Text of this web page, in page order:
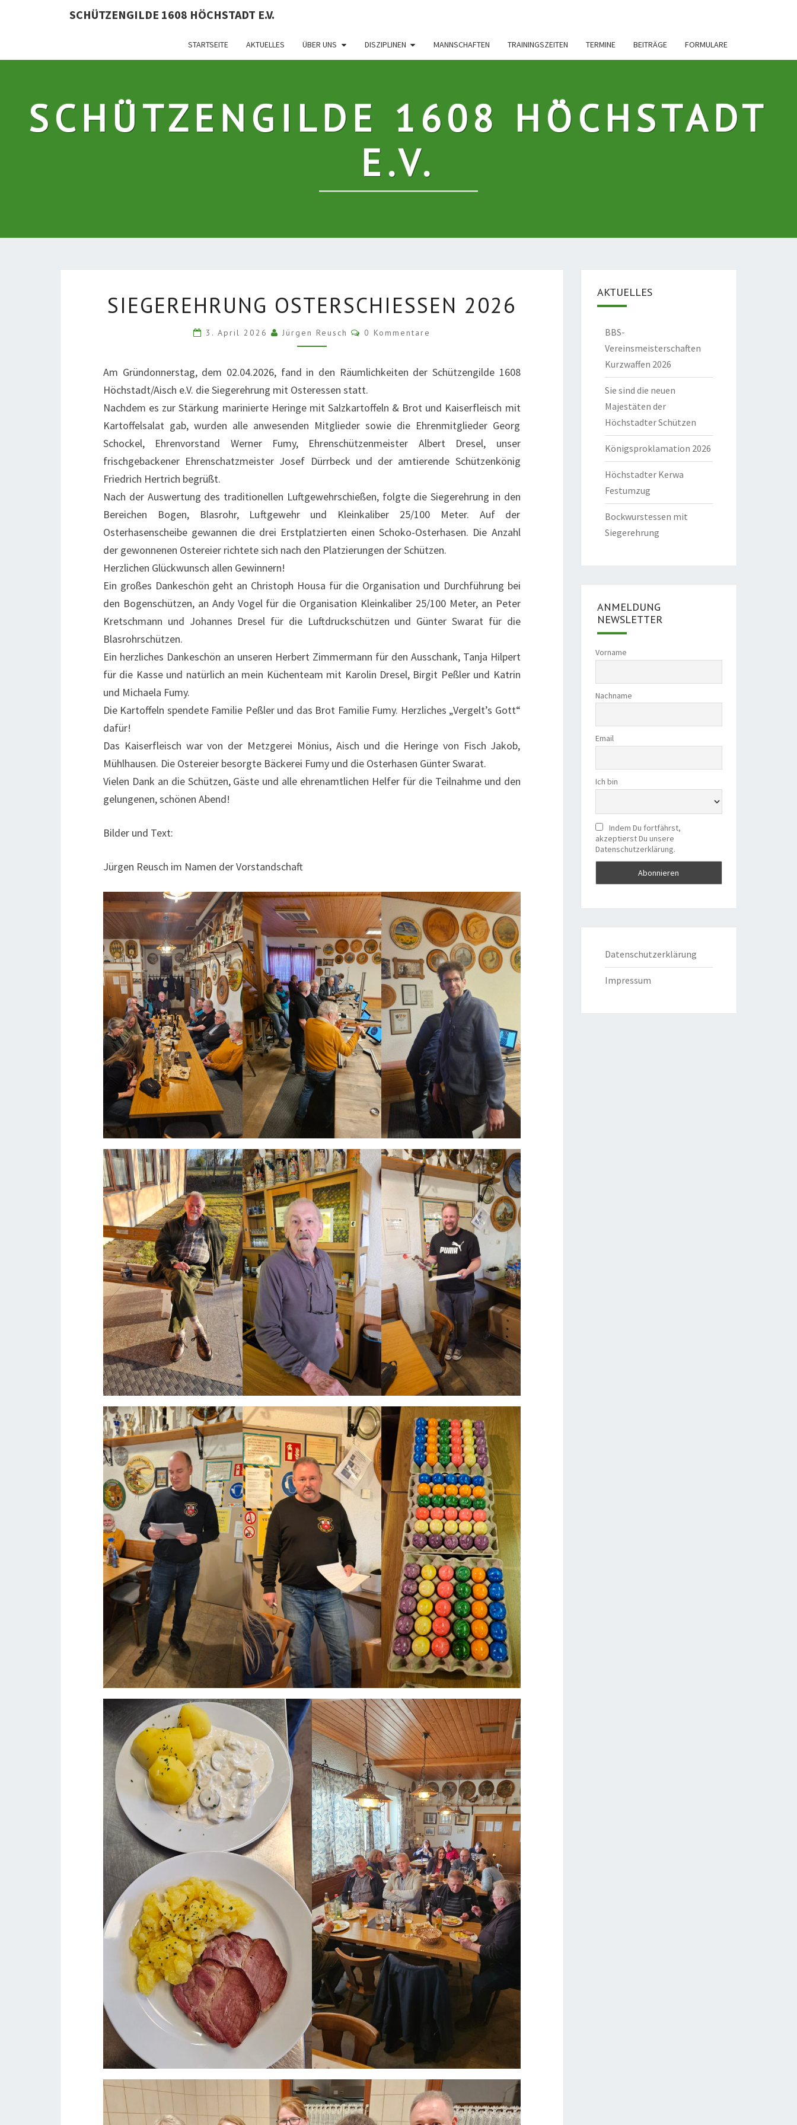
SCHÜTZENGILDE 1608 HÖCHSTADT E.V.
STARTSEITE AKTUELLES ÜBER UNS DISZIPLINEN MANNSCHAFTEN TRAININGSZEITEN TERMINE BEITRÄGE FORMULARE
SCHÜTZENGILDE 1608 HÖCHSTADT
E.V.
OSTERSCHIESSEN 2
SIEGEREHRUNG OSTERSCHIESSEN 2026
3. April 2026 Jürgen Reusch Kommentare
0 Kommentare
Am Gründonnerstag, dem 02.04.2026, fand in den Räumlichkeiten der Schützengilde 1608
Höchstadt/Aisch e.V. die Siegerehrung mit Osteressen statt.
Nachdem es zur Stärkung marinierte Heringe mit Salzkartoffeln & Brot und Kaiserfleisch mit
Kartoffelsalat gab, wurden alle anwesenden Mitglieder sowie die Ehrenmitglieder Georg
Schockel, Ehrenvorstand Werner Fumy, Ehrenschützenmeister Albert Dresel, unser
frischgebackener Ehrenschatzmeister Josef Dürrbeck und der amtierende Schützenkönig
Friedrich Hertrich begrüßt.
Nach der Auswertung des traditionellen Luftgewehrschießen, folgte die Siegerehrung in den
Bereichen Bogen, Blasrohr, Luftgewehr und Kleinkaliber 25/100 Meter. Auf der
Osterhasenscheibe gewannen die drei Erstplatzierten einen Schoko-Osterhasen. Die Anzahl
der gewonnenen Ostereier richtete sich nach den Platzierungen der Schützen.
Herzlichen Glückwunsch allen Gewinnern!
Ein großes Dankeschön geht an Christoph Housa für die Organisation und Durchführung bei
den Bogenschützen, an Andy Vogel für die Organisation Kleinkaliber 25/100 Meter, an Peter
Kretschmann und Johannes Dresel für die Luftdruckschützen und Günter Swarat für die
Blasrohrschützen.
Ein herzliches Dankeschön an unseren Herbert Zimmermann für den Ausschank, Tanja Hilpert
für die Kasse und natürlich an mein Küchenteam mit Karolin Dresel, Birgit Peßler und Katrin
und Michaela Fumy.
Die Kartoffeln spendete Familie Peßler und das Brot Familie Fumy. Herzliches „Vergelt’s Gott“
dafür!
Das Kaiserfleisch war von der Metzgerei Mönius, Aisch und die Heringe von Fisch Jakob,
Mühlhausen. Die Ostereier besorgte Bäckerei Fumy und die Osterhasen Günter Swarat.
Vielen Dank an die Schützen, Gäste und alle ehrenamtlichen Helfer für die Teilnahme und den
gelungenen, schönen Abend!
Bilder und Text:
Jürgen Reusch im Namen der Vorstandschaft
AKTUELLES
BBS-
Vereinsmeisterschaften
Kurzwaffen 2026
Sie sind die neuen
Majestäten der
Höchstadter Schützen
Königsproklamation 2026
Höchstadter Kerwa
Festumzug
Bockwurstessen mit
Siegerehrung
ANMELDUNG
NEWSLETTER
Vorname
Nachname
Email
Ich bin
Indem Du fortfährst,
akzeptierst Du unsere
Datenschutzerklärung.
Datenschutzerklärung
Impressum